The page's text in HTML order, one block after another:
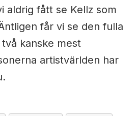
aldrig fått se Kellz som
får vi se den fulla
kanske mest
artistvärlden har